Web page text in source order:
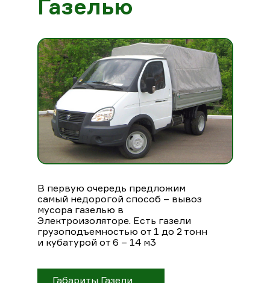
Газелью
В первую очередь предложим
самый недорогой способ – вывоз
мусора газелью в
Электроизоляторе. Есть газели
грузоподъемностью от 1 до 2 тонн
и кубатурой от 6 – 14 м3
Габариты Газели